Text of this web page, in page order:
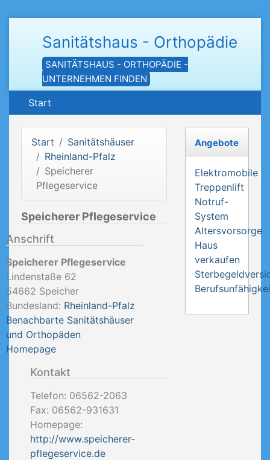
Sanitätshaus - Orthopädie
SANITÄTSHAUS - ORTHOPÄDIE -
UNTERNEHMEN FINDEN
Start
Start
Sanitätshäuser
Rheinland-Pfalz
Speicherer
Pflegeservice
Speicherer Pflegeservice
Anschrift
Speicherer Pflegeservice
Lindenstaße 62
54662 Speicher
Bundesland: Rheinland-Pfalz
Benachbarte Sanitätshäuser
und Orthopäden
Homepage
Kontakt
Telefon: 06562-2063
Fax: 06562-931631
Homepage:
http://www.speicherer-
pflegeservice.de
Angebote
Elektromobile
Treppenlift
Notruf-
System
Altersvorsorge
Haus
verkaufen